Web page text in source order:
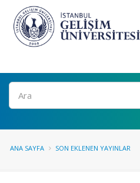
Ara
ANA SAYFA SON EKLENEN YAYINLAR